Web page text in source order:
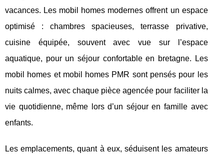
vacances. Les mobil homes modernes offrent un espace
optimisé : chambres spacieuses, terrasse privative,
cuisine équipée, souvent avec vue sur l’espace
aquatique, pour un séjour confortable en bretagne. Les
mobil homes et mobil homes PMR sont pensés pour les
nuits calmes, avec chaque pièce agencée pour faciliter la
vie quotidienne, même lors d’un séjour en famille avec
enfants.
Les emplacements, quant à eux, séduisent les amateurs